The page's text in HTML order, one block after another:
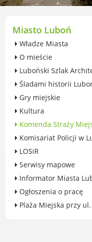
Ochrona
Edukacja
SZYKUJ SIĘ
Rolnictwo
Zwierzęta
Centrum
Karty
Konsultacje
Luboński
Konkursy
Fundusze
Miasto Luboń
Władze Miasta
O mieście
Luboński Szlak
Śladami historii
Gry miejskie
Kultura
Komenda Straży
Komisariat Policji w
LOSiR
Serwisy mapowe
Informator Miasta
Ogłoszenia o pracę
Plaża Miejska przy